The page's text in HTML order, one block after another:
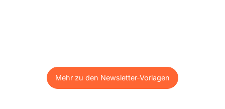
Mehr zu den Newsletter-Vorlagen
Mehr zu den Newsletter-Vorlagen